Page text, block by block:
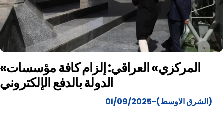
«المركزي» العراقي: إلزام كافة مؤسسات
الدولة بالدفع الإلكتروني
(الشرق الاوسط)-01/09/2025